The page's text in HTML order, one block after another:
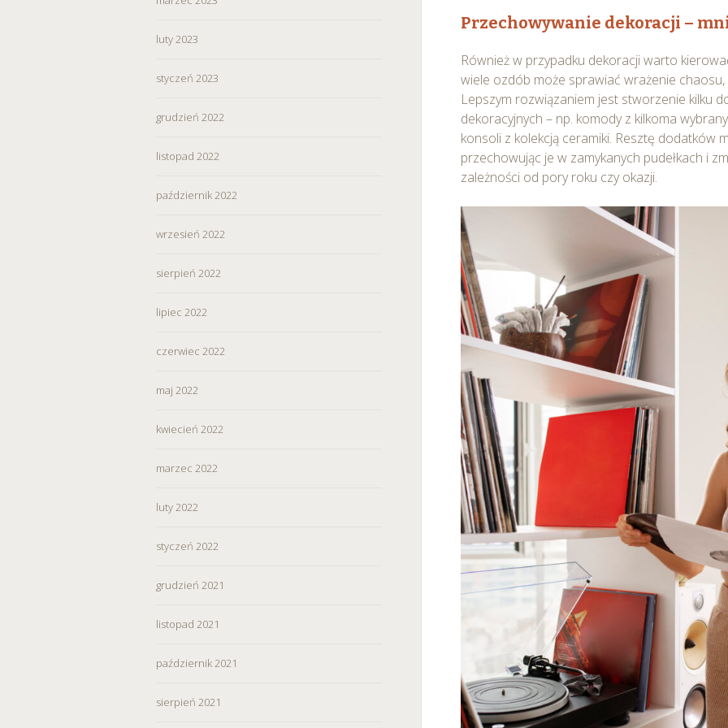
wycofać zgodę i dokonać zmiany ustawień dotyczących plików cookie w każdej chwili za
Możesz również dostosować wybory dotyczące plików cookie i udzielić zgody na
w Serwisie tylko w wybranych przez Ciebie celach poprzez wybranie opcji „Dostosuj
luty 2023
styczeń 2023
grudzień 2022
listopad 2022
październik 2022
wrzesień 2022
sierpień 2022
lipiec 2022
czerwiec 2022
maj 2022
kwiecień 2022
marzec 2022
luty 2022
styczeń 2022
grudzień 2021
listopad 2021
październik 2021
sierpień 2021
Przechowywanie dekoracji –
Również w przypadku dekoracji warto
wiele ozdób może sprawiać wrażenie chaosu,
Lepszym rozwiązaniem jest stworzenie kilku
dekoracyjnych – np. komody z kilkoma
konsoli z kolekcją ceramiki. Resztę dodatków
przechowując je w zamykanych pudełkach i
zależności od pory roku czy okazji.